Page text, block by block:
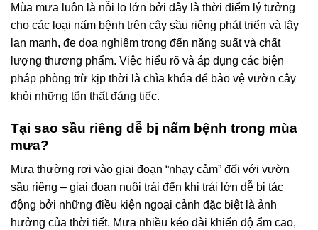
Mùa mưa luôn là nỗi lo lớn bởi đây là thời điểm lý tưởng
cho các loại nấm bệnh trên cây sầu riêng phát triển và lây
lan mạnh, đe dọa nghiêm trọng đến năng suất và chất
lượng thương phẩm. Việc hiểu rõ và áp dụng các biện
pháp phòng trừ kịp thời là chìa khóa để bảo vệ vườn cây
khỏi những tổn thất đáng tiếc.
Tại sao sầu riêng dễ bị nấm bệnh trong mùa
mưa?
Mưa thường rơi vào giai đoạn “nhạy cảm” đối với vườn
sầu riêng – giai đoạn nuôi trái đến khi trái lớn dễ bị tác
động bởi những điều kiện ngoại cảnh đặc biệt là ảnh
hưởng của thời tiết. Mưa nhiều kéo dài khiến độ ẩm cao,